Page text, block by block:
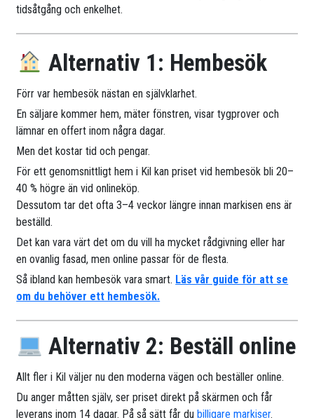
tidsåtgång och enkelhet.
Alternativ 1: Hembesök
Förr var hembesök nästan en självklarhet.
En säljare kommer hem, mäter fönstren, visar tygprover och
lämnar en offert inom några dagar.
Men det kostar tid och pengar.
För ett genomsnittligt hem i Kil kan priset vid hembesök bli 20–
40 % högre än vid onlineköp.
Dessutom tar det ofta 3–4 veckor längre innan markisen ens är
beställd.
Det kan vara värt det om du vill ha mycket rådgivning eller har
en ovanlig fasad, men online passar för de flesta.
Så ibland kan hembesök vara smart. Läs vår guide för att se
om du behöver ett hembesök.
Alternativ 2: Beställ online
Allt fler i Kil väljer nu den moderna vägen och beställer online.
Du anger måtten själv, ser priset direkt på skärmen och får
leverans inom 14 dagar. På så sätt får dubilligare markiser.